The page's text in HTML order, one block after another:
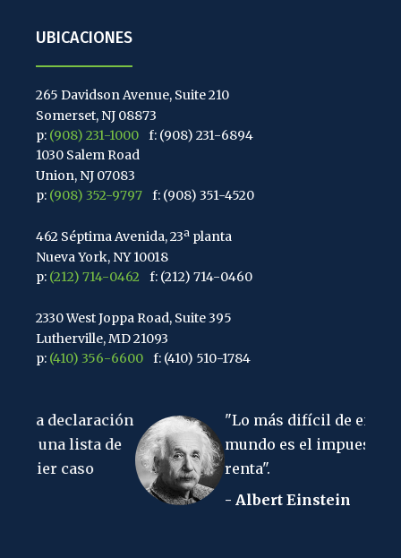
UBICACIONES
265 Davidson Avenue, Suite 210
Somerset, NJ 08873
p: (908) 231-1000
f: (908) 231-6894
1030 Salem Road
Union, NJ 07083
p: (908) 352-9797 f: (908) 351-4520
462 Séptima Avenida, 23ª planta
Nueva York, NY 10018
p: (212) 714-0462 f: (212) 714-0460
2330 West Joppa Road, Suite 395
Lutherville, MD 21093
p: (410) 356-6600 f: (410) 510-1784
Clark, Nueva Jersey 07066
p:(848) 467-3990 f: (848) 467-3980
2107 Ruta 34, Suite 201
Wall, Nueva Jersey 07719
de
"Lo más difícil de entender en el
mundo es el impuesto sobre la
renta".
- Albert Einstein